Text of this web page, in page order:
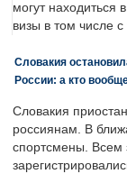
могут находиться
визы в том числе
Словакия
России: а кто
Словакия
россиянам. В
спортсмены. Всем